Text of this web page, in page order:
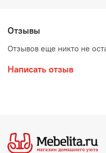
Отзывы
Отзывов еще никто не
Написать отзыв